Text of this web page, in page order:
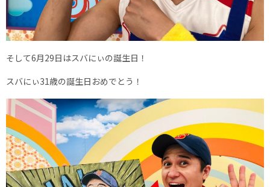
そして6月29日はスバにぃの誕生日！
スバにぃ31歳の誕生日おめでとう！